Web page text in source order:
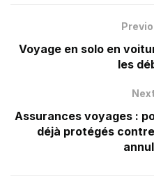
Voyage en solo en
les
Assurances voyages :
déjà protégés